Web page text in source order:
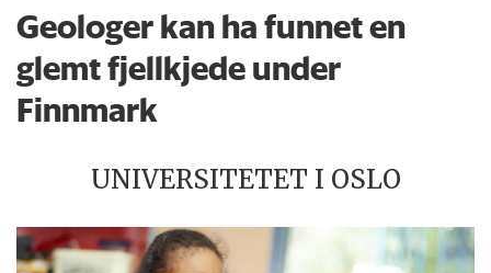
Geologer kan ha funnet en
glemt fjellkjede under
Finnmark
UNIVERSITETET I OSLO